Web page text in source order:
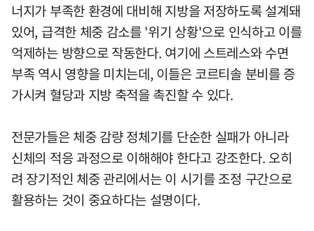
너지가 부족한 환경에 대비해 지방을 저장하도록 설계돼
있어, 급격한 체중 감소를 '위기 상황'으로 인식하고 이를
억제하는 방향으로 작동한다. 여기에 스트레스와 수면
부족 역시 영향을 미치는데, 이들은 코르티솔 분비를 증
가시켜 혈당과 지방 축적을 촉진할 수 있다.
전문가들은 체중 감량 정체기를 단순한 실패가 아니라
신체의 적응 과정으로 이해해야 한다고 강조한다. 오히
려 장기적인 체중 관리에서는 이 시기를 조정 구간으로
활용하는 것이 중요하다는 설명이다.